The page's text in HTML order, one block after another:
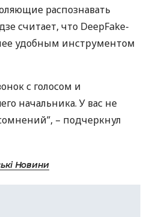
распознавать
считает, что DeepFake-
удобным инструментом
с голосом и
начальника. У вас не
– подчеркнул
Новини